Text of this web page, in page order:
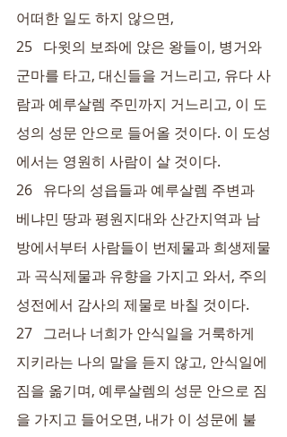
어떠한 일도 하지 않으면,
25   다윗의 보좌에 앉은 왕들이, 병거와
군마를 타고, 대신들을 거느리고, 유다 사
람과 예루살렘 주민까지 거느리고, 이 도
성의 성문 안으로 들어올 것이다. 이 도성
에서는 영원히 사람이 살 것이다.
26   유다의 성읍들과 예루살렘 주변과
베냐민 땅과 평원지대와 산간지역과 남
방에서부터 사람들이 번제물과 희생제물
과 곡식제물과 유향을 가지고 와서, 주의
성전에서 감사의 제물로 바칠 것이다.
27   그러나 너희가 안식일을 거룩하게
지키라는 나의 말을 듣지 않고, 안식일에
짐을 옮기며, 예루살렘의 성문 안으로 짐
을 가지고 들어오면, 내가 이 성문에 불